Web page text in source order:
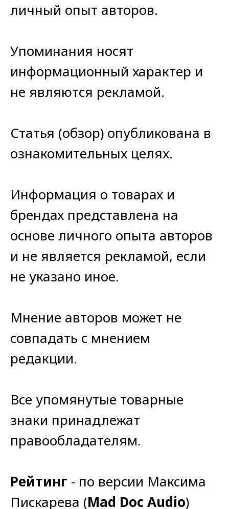
личный опыт авторов.
Упоминания носят
информационный характер и
не являются рекламой.
Статья (обзор) опубликована в
ознакомительных целях.
Информация о товарах и
брендах представлена на
основе личного опыта авторов
и не является рекламой, если
не указано иное.
Мнение авторов может не
совпадать с мнением
редакции.
Все упомянутые товарные
знаки принадлежат
правообладателям.
Рейтинг - по версии Максима
Пискарева (Mad Doc Audio)